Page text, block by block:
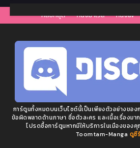
คลิปหลุด หนังมาเวล หนังav
การ์ตูนทั้งหมดบนเว็บไซต์นี้เป็นเพียงตัวอย่างขอ
ข้อผิดพลาดด้านภาษา ชื่อตัวละคร และเนื้อเรื่องมา
โปรดซื้อการ์ตูนหากมีให้บริการในเมืองของ
Toomtam-Manga ดูซี